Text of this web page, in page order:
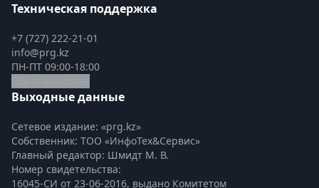
Техническая поддержка
+7 (727) 222-21-01
info@prg.kz
ПН-ПТ 09:00-18:00
Выходные данные
Сетевое издание: «prg.kz»
Собственник: ТОО «ИнфоТех&Сервис»
Главный редактор: Шмидт М. В.
Номер свидетельства:
16045-СИ от 23-06-2016, выдано Комитетом